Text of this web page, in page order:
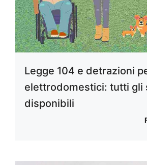
Legge 104 e detrazioni
elettrodomestici: tutti gli
disponibili